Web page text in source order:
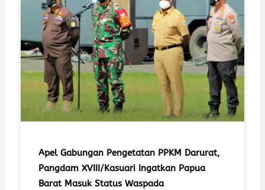
Apel Gabungan Pengetatan PPKM Darurat,
Pangdam XVIII/Kasuari Ingatkan Papua
Barat Masuk Status Waspada